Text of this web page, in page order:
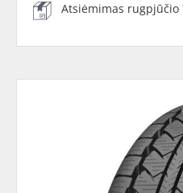
Atsiėmimas rugpjūčio